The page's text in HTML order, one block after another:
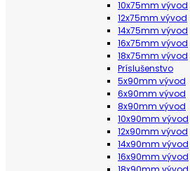
10x75mm vývod
12x75mm vývod
14x75mm vývod
16x75mm vývod
18x75mm vývod
Príslušenstvo
5x90mm vývod
6x90mm vývod
8x90mm vývod
10x90mm vývod
12x90mm vývod
14x90mm vývod
16x90mm vývod